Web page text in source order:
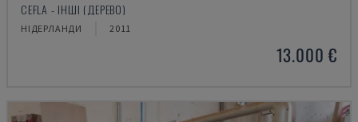
CEFLA - ІНШІ (ДЕРЕВО)
НІДЕРЛАНДИ 2011
13.000 €